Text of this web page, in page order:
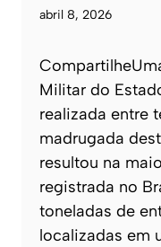
abril 8, 2026
Militar do
realizada entre
madrugada
resultou na
registrada no
toneladas de
localizadas em